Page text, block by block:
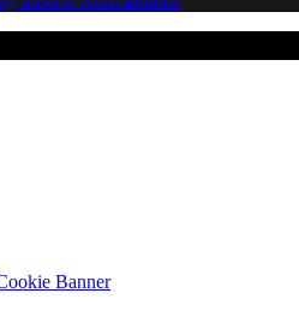
Banner